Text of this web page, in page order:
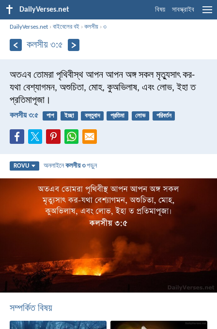
DailyVerses.net বিষয় সাবস্ক্রাইব
DailyVerses.net ›বাইবেলের বই ›কলসীয় ›৩
কলসীয় ৩:৫
অতএব তোমরা পৃথিবীস্থ আপন আপন অঙ্গ সকল মৃত্যুসাৎ কর-
যথা বেশ্যাগমন, অশুচিতা, মোহ, কুঅভিলাষ, এবং লোভ, ইহা ত
প্রতিমাপূজা।
কলসীয় ৩:৫ পাপ ইচ্ছা বস্তুবাদ প্রতিমা লোভ পরিবর্তন
ROVU অনলাইনেকলসীয় ৩পড়ুন
সম্পর্কিত বিষয়